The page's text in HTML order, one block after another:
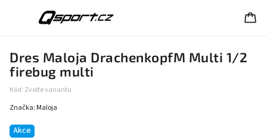
Dres Maloja DrachenkopfM Multi 1/2
firebug multi
Kód: Zvolte variantu
Akce
Značka: Maloja